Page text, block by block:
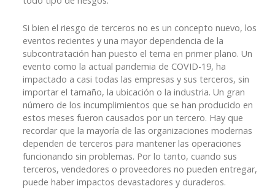
Si bien el riesgo de terceros no es un concepto nuevo, los
eventos recientes y una mayor dependencia de la
subcontratación han puesto el tema en primer plano. Un
evento como la actual pandemia de COVID-19, ha
impactado a casi todas las empresas y sus terceros, sin
importar el tamaño, la ubicación o la industria. Un gran
número de los incumplimientos que se han producido en
estos meses fueron causados por un tercero. Hay que
recordar que la mayoría de las organizaciones modernas
dependen de terceros para mantener las operaciones
funcionando sin problemas. Por lo tanto, cuando sus
terceros, vendedores o proveedores no pueden entregar,
puede haber impactos devastadores y duraderos.